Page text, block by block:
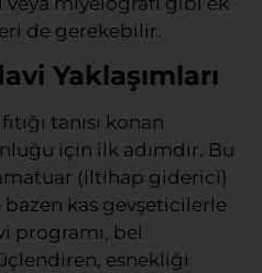
de gerekebilir.
Yaklaşımları
tanısı konan
için ilk adımdır. Bu
(iltihap giderici)
bazen kas gevşeticilerle
programı, bel
esnekliği